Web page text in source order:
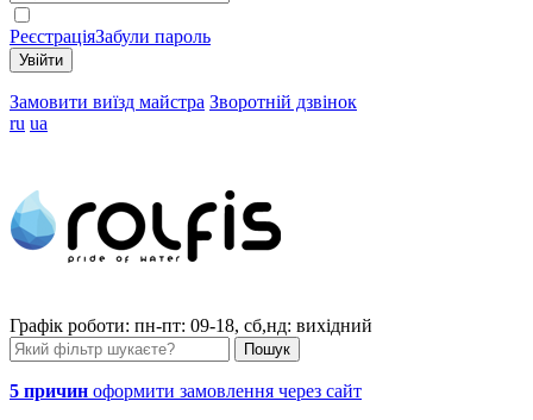
РеєстраціяЗабули пароль
Замовити виїзд майстра Зворотній дзвінок
ru ua
Графік роботи: пн-пт: 09-18, сб,нд: вихідний
5 причин оформити замовлення через сайт